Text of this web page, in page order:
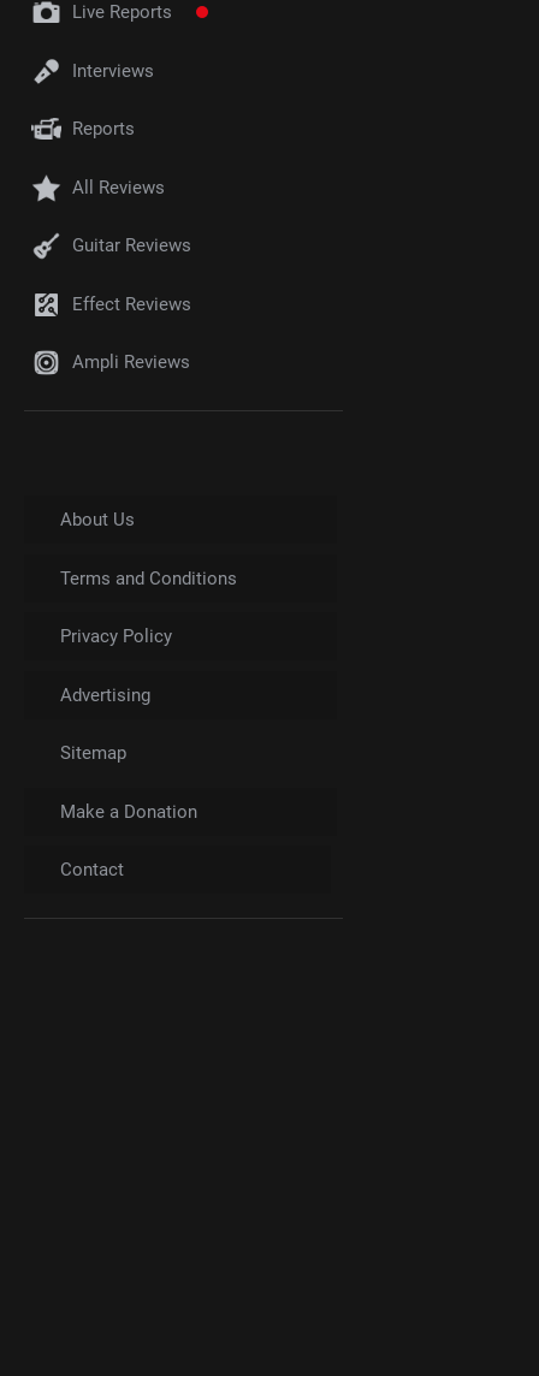
Live Reports
Interviews
Reports
All Reviews
Guitar Reviews
Effect Reviews
Ampli Reviews
About Us
Terms and Conditions
Privacy Policy
Advertising
Sitemap
Make a Donation
Contact